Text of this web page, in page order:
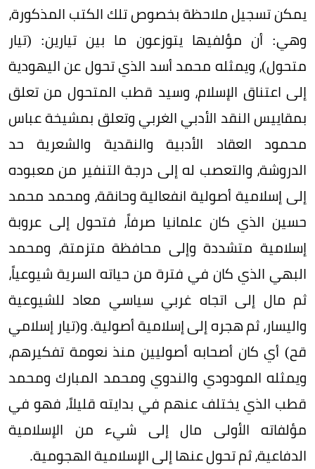
يمكن تسجيل ملاحظة بخصوص تلك الكتب المذكورة،
وهي: أن مؤلفيها يتوزعون ما بين تيارين: (تيار
متحول)، ويمثله محمد أسد الذي تحول عن اليهودية
إلى اعتناق الإسلام، وسيد قطب المتحول من تعلق
بمقاييس النقد الأدبي الغربي وتعلق بمشيخة عباس
محمود العقاد الأدبية والنقدية والشعرية حد
الدروشة، والتعصب له إلى درجة التنفير من معبوده
إلى إسلامية أصولية انفعالية وحانقة، ومحمد محمد
حسين الذي كان علمانيا صرفاً، فتحول إلى عروبة
إسلامية متشددة وإلى محافظة متزمتة، ومحمد
البهي الذي كان في فترة من حياته السرية شيوعياً،
ثم مال إلى اتجاه غربي سياسي معاد للشيوعية
واليسار، ثم هجره إلى إسلامية أصولية. و(تيار إسلامي
قح) أي كان أصحابه أصوليين منذ نعومة تفكيرهم،
ويمثله المودودي والندوي ومحمد المبارك ومحمد
قطب الذي يختلف عنهم في بدايته قليلاً، فهو في
مؤلفاته الأولى مال إلى شيء من الإسلامية
الدفاعية، ثم تحول عنها إلى الإسلامية الهجومية.